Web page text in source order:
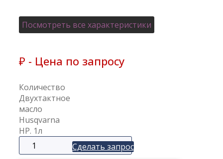
Посмотреть все характеристики
₽ - Цена по запросу
Количество
Двухтактное
масло
Husqvarna
HP. 1л
Сделать запрос